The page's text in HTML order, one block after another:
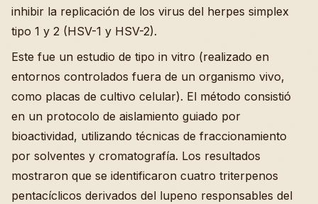
inhibir la replicación de los virus del herpes simplex
tipo 1 y 2 (HSV-1 y HSV-2).
Este fue un estudio de tipo in vitro (realizado en
entornos controlados fuera de un organismo vivo,
como placas de cultivo celular). El método consistió
en un protocolo de aislamiento guiado por
bioactividad, utilizando técnicas de fraccionamiento
por solventes y cromatografía. Los resultados
mostraron que se identificaron cuatro triterpenos
pentacíclicos derivados del lupeno responsables del